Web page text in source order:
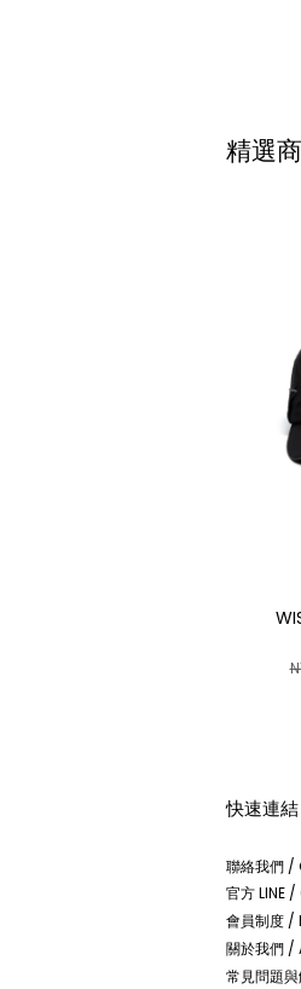
精選
快速連結
聯絡我們 /
官方 LINE /
會員制度 /
關於我們 /
常見問題